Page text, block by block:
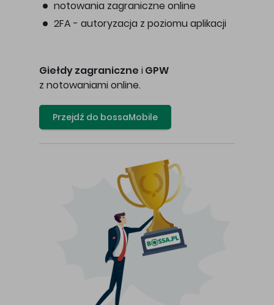
notowania zagraniczne online
2FA - autoryzacja z poziomu aplikacji
Giełdy zagraniczne i GPW
z notowaniami online.
Przejdź do bossaMobile